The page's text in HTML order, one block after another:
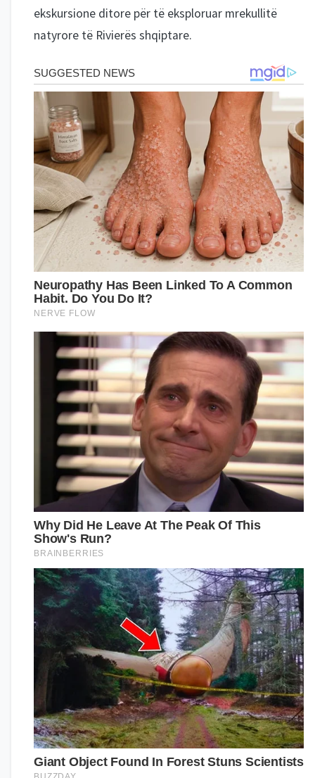
ekskursione ditore për të eksploruar mrekullitë
natyrore të Rivierës shqiptare.